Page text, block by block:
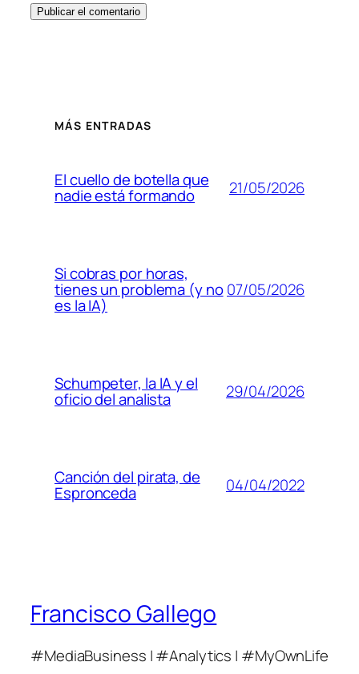
MÁS ENTRADAS
El cuello de botella que
nadie está formando 21/05/2026
Si cobras por horas,
tienes un problema (y no
es la IA)
07/05/2026
Schumpeter, la IA y el
oficio del analista 29/04/2026
Canción del pirata, de
Espronceda 04/04/2022
Francisco Gallego
#MediaBusiness | #Analytics | #MyOwnLife